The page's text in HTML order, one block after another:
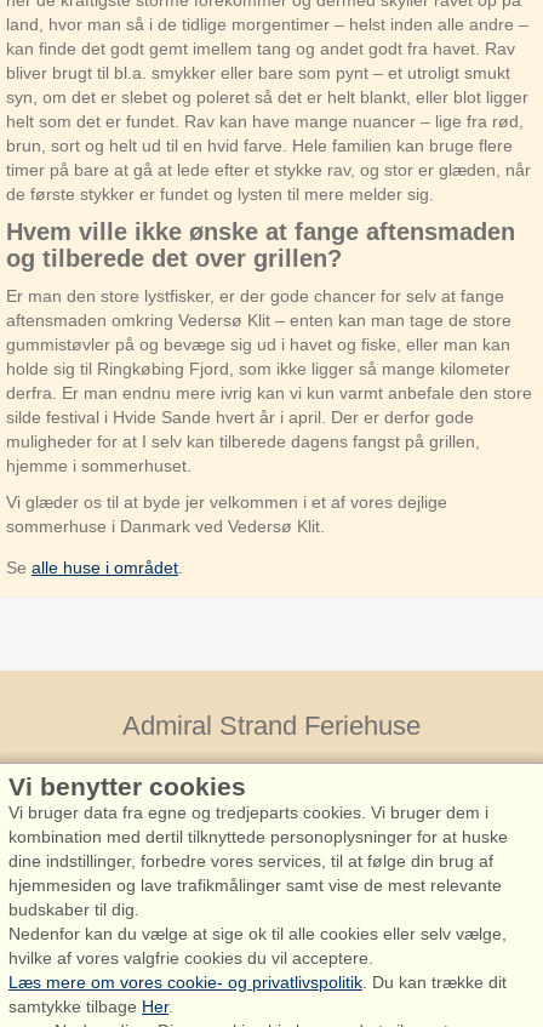
land, hvor man så i de tidlige morgentimer – helst inden alle andre –
kan finde det godt gemt imellem tang og andet godt fra havet. Rav
bliver brugt til bl.a. smykker eller bare som pynt – et utroligt smukt
syn, om det er slebet og poleret så det er helt blankt, eller blot ligger
helt som det er fundet. Rav kan have mange nuancer – lige fra rød,
brun, sort og helt ud til en hvid farve. Hele familien kan bruge flere
timer på bare at gå at lede efter et stykke rav, og stor er glæden, når
de første stykker er fundet og lysten til mere melder sig.
Hvem ville ikke ønske at fange aftensmaden
og tilberede det over grillen?
Er man den store lystfisker, er der gode chancer for selv at fange
aftensmaden omkring Vedersø Klit – enten kan man tage de store
gummistøvler på og bevæge sig ud i havet og fiske, eller man kan
holde sig til Ringkøbing Fjord, som ikke ligger så mange kilometer
derfra. Er man endnu mere ivrig kan vi kun varmt anbefale den store
silde festival i Hvide Sande hvert år i april. Der er derfor gode
muligheder for at I selv kan tilberede dagens fangst på grillen,
hjemme i sommerhuset.
Vi glæder os til at byde jer velkommen i et af vores dejlige
sommerhuse i Danmark ved Vedersø Klit.
Se alle huse i området
Admiral Strand Feriehuse
Admiral Strand Feriehuse, Lønne
Houstrupvej 170, Lønne
6830 Nørre Nebel
booking@admiralstrand.com
Vi benytter cookies
Vi bruger data fra egne og tredjeparts cookies. Vi bruger dem i
kombination med dertil tilknyttede personoplysninger for at huske
dine indstillinger, forbedre vores services, til at følge din brug af
hjemmesiden og lave trafikmålinger samt vise de mest relevante
budskaber til dig.
Nedenfor kan du vælge at sige ok til alle cookies eller selv vælge,
hvilke af vores valgfrie cookies du vil acceptere.
Læs mere om vores cookie- og privatlivspolitik . Du kan trække dit
samtykke tilbage Her.